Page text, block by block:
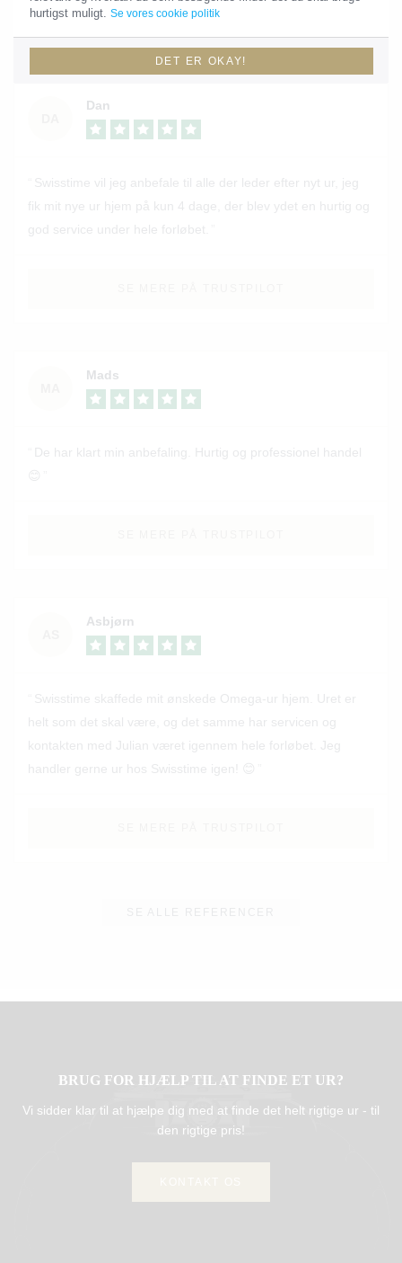
SE MERE PÅ TRUSTPILOT
Dan
Swisstime vil jeg anbefale til alle der leder efter nyt ur, jeg
fik mit nye ur hjem på kun 4 dage, der blev ydet en hurtig og
god service under hele forløbet.
Mads
De har klart min anbefaling. Hurtig og professionel handel
Asbjørn
Swisstime skaffede mit ønskede Omega-ur hjem. Uret er
helt som det skal være, og det samme har servicen og
kontakten med Julian været igennem hele forløbet. Jeg
handler gerne ur hos Swisstime igen! 😊
BRUG FOR HJÆLP TIL AT FINDE ET UR?
Vi sidder klar til at hjælpe dig med at finde det helt rigtige ur - til
den rigtige pris!
hurtigst muligt. Se vores cookie politik
DET ER OKAY!